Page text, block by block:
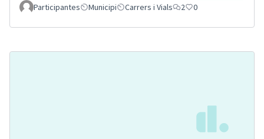
Participantes
Municipi Carrers i Vials 2 0